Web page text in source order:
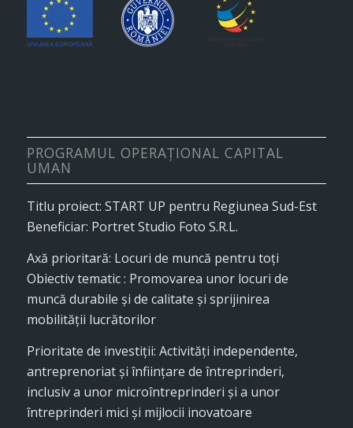
PROGRAMUL OPERAȚIONAL CAPITAL
UMAN
Titlu proiect: START UP pentru Regiunea Sud-Est
Beneficiar: Portret Studio Foto S.R.L.
Axă prioritară: Locuri de muncă pentru toţi
Obiectiv tematic : Promovarea unor locuri de
muncă durabile și de calitate și sprijinirea
mobilității lucrătorilor
Prioritate de investiții: Activități independente,
antreprenoriat și înființare de întreprinderi,
inclusiv a unor microîntreprinderi și a unor
întreprinderi mici și mijlocii inovatoare